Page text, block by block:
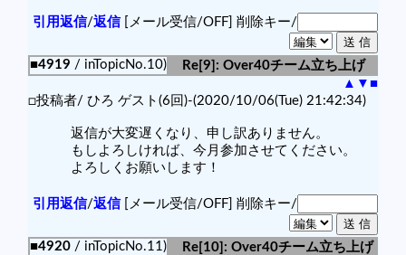
引用返信/返信[メール受信/OFF] 削除キー/
■4919 / inTopicNo.10)
Re[9]: Over40チーム立ち上げ
▲ ▼ ■
□投稿者/ ひろ ゲスト(6回)-(2020/10/06(Tue) 21:42:34)
返信が大変遅くなり、申し訳ありません。
もしよろしければ、今月参加させてください。
よろしくお願いします！
引用返信/返信[メール受信/OFF] 削除キー/
■4920 / inTopicNo.11)
Re[10]: Over40チーム立ち上げ